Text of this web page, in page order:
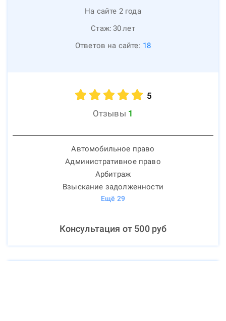
На сайте 2 года
Стаж: 30лет
Ответов на сайте: 18
5
Отзывы 1
Автомобильное право
Административное право
Арбитраж
Взыскание задолженности
Ещё 29
Консультация от 500руб